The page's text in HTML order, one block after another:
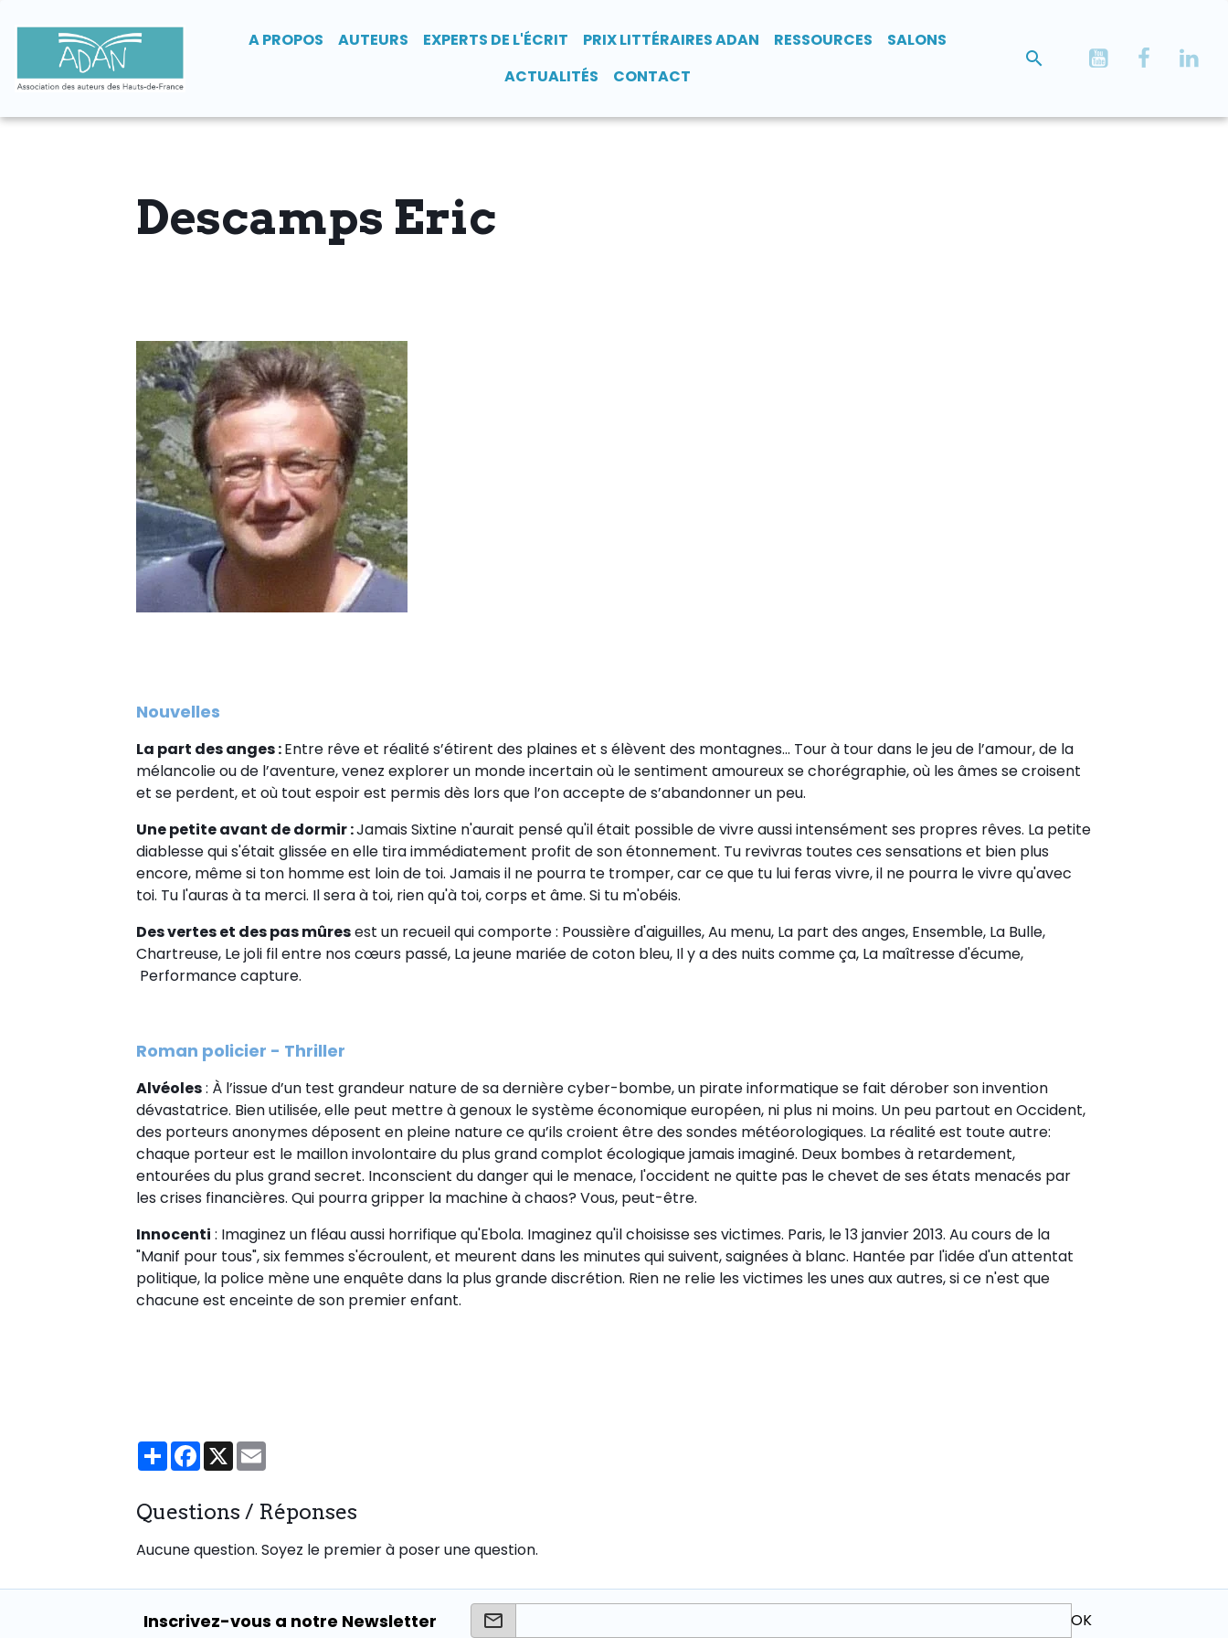
A PROPOS AUTEURS EXPERTS DE L'ÉCRIT PRIX LITTÉRAIRES ADAN RESSOURCES
SALONS
ACTUALITÉS
CONTACT
Descamps Eric
Nouvelles
La part des anges :Entre rêve et réalité s’étirent des plaines et s élèvent des montagnes... Tour à tour dans le jeu de l’amour, de la
mélancolie ou de l’aventure, venez explorer un monde incertain où le sentiment amoureux se chorégraphie, où les âmes se croisent
et se perdent, et où tout espoir est permis dès lors que l’on accepte de s’abandonner un peu.
Une petite avant de dormir :Jamais Sixtine n'aurait pensé qu'il était possible de vivre aussi intensément ses propres rêves. La petite
diablesse qui s'était glissée en elle tira immédiatement profit de son étonnement. Tu revivras toutes ces sensations et bien plus
encore, même si ton homme est loin de toi. Jamais il ne pourra te tromper, car ce que tu lui feras vivre, il ne pourra le vivre qu'avec
toi. Tu l'auras à ta merci. Il sera à toi, rien qu'à toi, corps et âme. Si tu m'obéis.
Des vertes et des pas mûresest un recueil qui comporte : Poussière d'aiguilles, Au menu, La part des anges, Ensemble, La Bulle,
Chartreuse, Le joli fil entre nos cœurs passé, La jeune mariée de coton bleu, Il y a des nuits comme ça, La maîtresse d'écume,
Performance capture.
Roman policier - Thriller
Alvéoles: À l’issue d’un test grandeur nature de sa dernière cyber-bombe, un pirate informatique se fait dérober son invention
dévastatrice. Bien utilisée, elle peut mettre à genoux le système économique européen, ni plus ni moins. Un peu partout en Occident,
des porteurs anonymes déposent en pleine nature ce qu’ils croient être des sondes météorologiques. La réalité est toute autre:
chaque porteur est le maillon involontaire du plus grand complot écologique jamais imaginé. Deux bombes à retardement,
entourées du plus grand secret. Inconscient du danger qui le menace, l'occident ne quitte pas le chevet de ses états menacés par
les crises financières. Qui pourra gripper la machine à chaos? Vous, peut-être.
Innocenti : Imaginez un fléau aussi horrifique qu'Ebola. Imaginez qu'il choisisse ses victimes. Paris, le 13 janvier 2013. Au cours de la
"Manif pour tous", six femmes s'écroulent, et meurent dans les minutes qui suivent, saignées à blanc. Hantée par l'idée d'un attentat
politique, la police mène une enquête dans la plus grande discrétion. Rien ne relie les victimes les unes aux autres, si ce n'est que
chacune est enceinte de son premier enfant.
PartagerFacebook
X
Questions / Réponses
Aucune question. Soyez le premier à poser une question.
Inscrivez-vous a notre Newsletter OK